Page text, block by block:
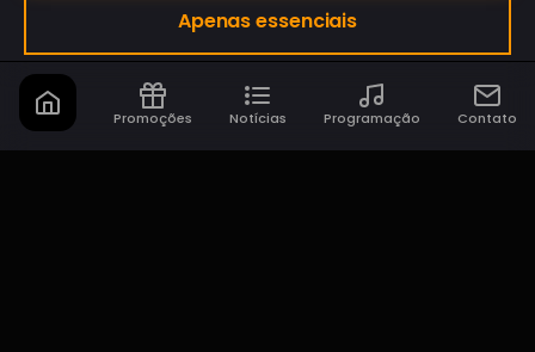
BAND FM POUSO ALEGRE
A SUA RÁDIO DO SEU JEITO!
Apenas essenciais
Promoções Notícias Programação Contato